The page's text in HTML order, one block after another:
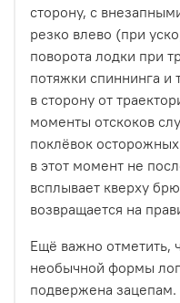
сторону, с
резко влево (при
поворота лодки при
потяжки спиннинга и
в сторону от
моменты отскоков
поклёвок
в этот момент не
всплывает кверху
возвращается на
Ещё важно отметить,
необычной формы
подвержена